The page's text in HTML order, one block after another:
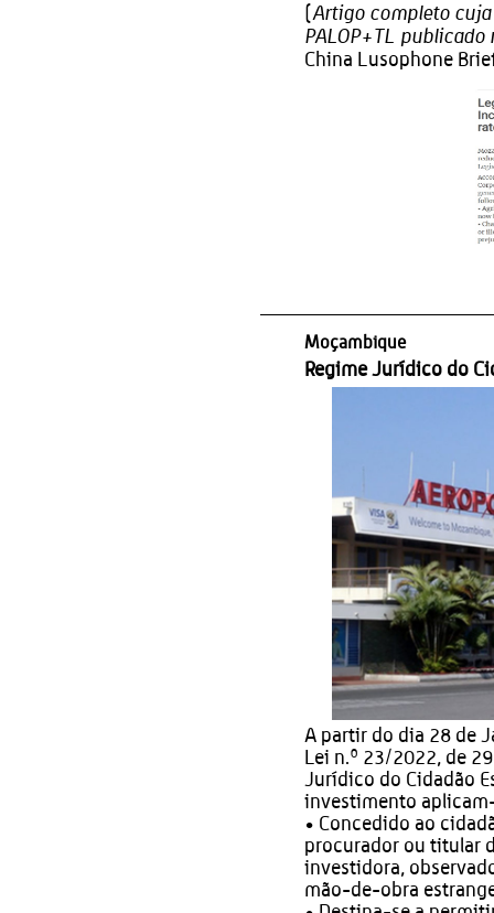
( Artigo completo cuja
PALOP+TL
China Lusophone
Moçambique
Regime Jurídico do
A partir do dia 28 de
Lei n.º 23/2022, de
Jurídico do Cidadão
investimento
• Concedido ao
procurador ou titular
investidora,
mão-de-obra